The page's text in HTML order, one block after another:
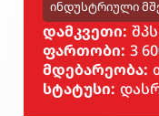
ინდუსტრიული
დამკვეთი:
ფართობი: 3
მდებარეობა:
სტატუსი: